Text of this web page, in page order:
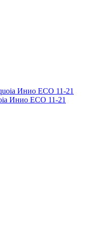
Инио ECO 11-21